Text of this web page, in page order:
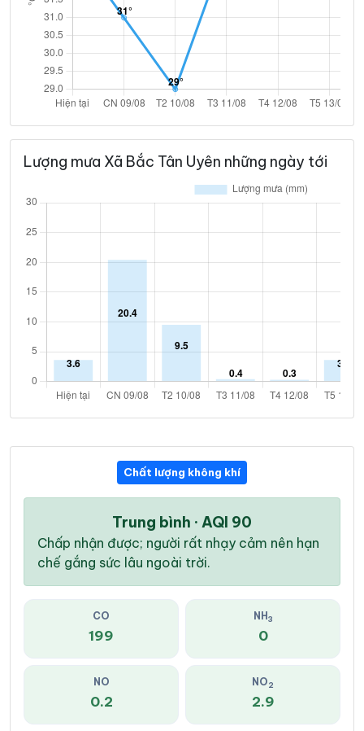
Lượng mưa Xã Bắc Tân Uyên những ngày tới
Chất lượng không khí
Trung bình · AQI 90
Chấp nhận được; người rất nhạy cảm nên hạn
chế gắng sức lâu ngoài trời.
CO
199
NH 3
0
NO
0.2
NO2
2.9